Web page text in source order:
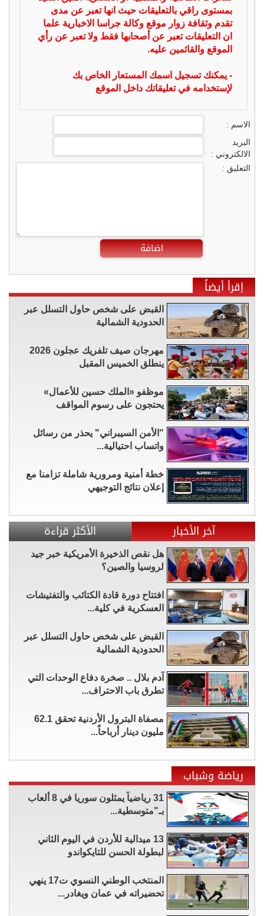
بمستوى راقي بالتعليقات حيث انها تعبر عن مدى
تقدم وثقافة زوار موقع وكالة جراسا الاخبارية علما
ان التعليقات تعبر عن أصحابها فقط ولا تعبر عن رأي
الموقع والقائمين عليه.
- يمكنك تسجيل اسمك المستعار الخاص بك
لإستخدامه في تعليقاتك داخل الموقع
الاسم :
البريد
الالكتروني :
التعليق :
اضافة
إقرأ أيضاً
القبض على شخص حاول التسلل عبر
الحدودية الشمالية
مهرجان صيف تلفريك عجلون 2026
ينطلق الخميس المقبل
موظفو «الملك حسين للأعمال»
يحتجون على رسوم المواقف
"الأمن السيبراني" يحذر من رسائل
واتساب احتيالية...
خطة أمنية ومرورية شاملة تزامنا مع
إعلان نتائج التوجيهي
آخر الأخبار الأكثر قراءة
هل نقص الذخيرة الأمريكية خبر جيد
لروسيا والصين؟
افتتاح دورة قادة الكتائب والتفتيشات
العسكرية في كلية...
القبض على شخص حاول التسلل عبر
الحدودية الشمالية
آدم بلال .. صخرة دفاع الوحدات التي
تطرق باب الاحتراف...
مصفاة البترول الأردنية تحقق 62.1
مليون دينار أرباحاً...
رياضة وشباب
31 رياضياً يمثلون سوريا في 8 ألعاب
بـ"متوسطية...
13 ميدالية للأردن في اليوم الثاني
لبطولة الحسن للتايكواندو
المنتخب الوطني النسوي ت17 ينهي
تحضيراته في عمان ويغادر...